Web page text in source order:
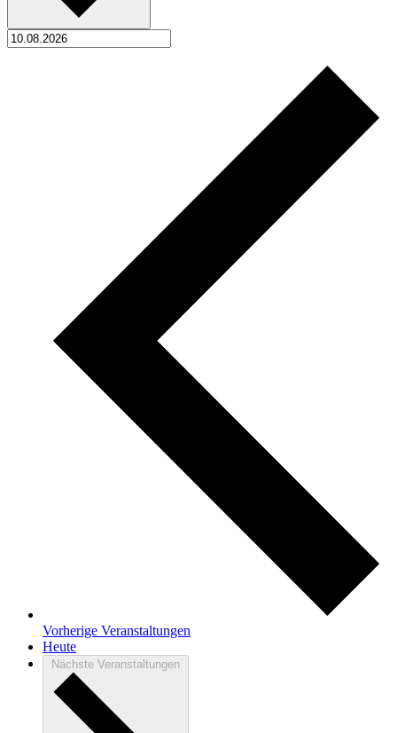
Vorherige Veranstaltungen
Heute
Nächste Veranstaltungen